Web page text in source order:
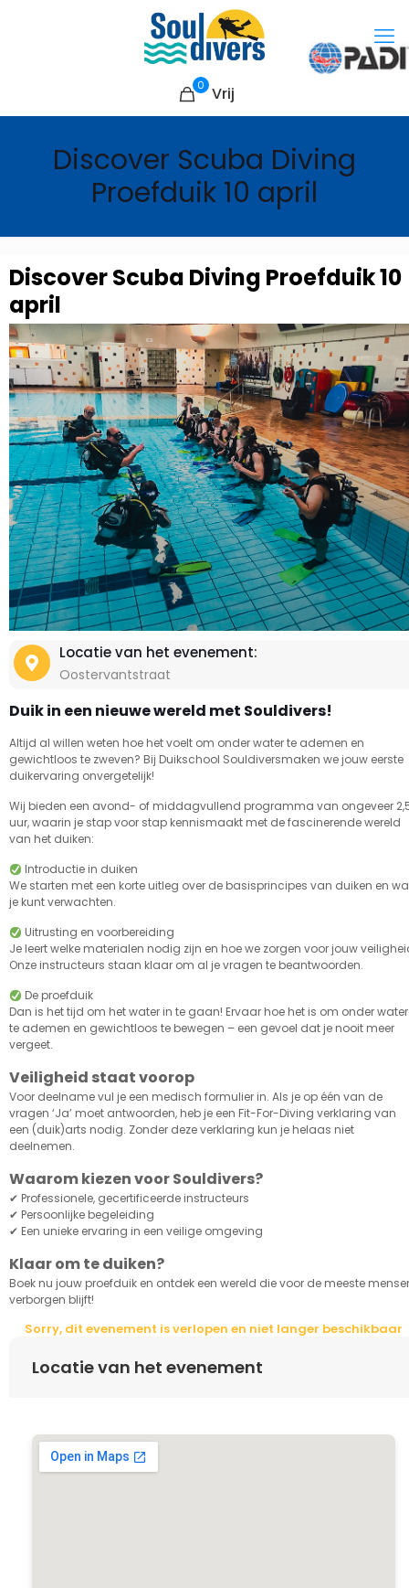
0 Vrij
Discover Scuba Diving
Proefduik 10 april
Discover Scuba Diving Proefduik 10
april
Locatie van het evenement:
Oostervantstraat
Duik in een nieuwe wereld met Souldivers!
Altijd al willen weten hoe het voelt om onder water te ademen en
gewichtloos te zweven? Bij Duikschool Souldiversmaken we jouw eerste
duikervaring onvergetelijk!
Wij bieden een avond- of middagvullend programma van ongeveer
uur, waarin je stap voor stap kennismaakt met de fascinerende wereld
van het duiken:
Introductie in duiken
We starten met een korte uitleg over de basisprincipes van duiken en
je kunt verwachten.
Uitrusting en voorbereiding
Je leert welke materialen nodig zijn en hoe we zorgen voor jouw
Onze instructeurs staan klaar om al je vragen te beantwoorden.
De proefduik
Dan is het tijd om het water in te gaan! Ervaar hoe het is om onder water
te ademen en gewichtloos te bewegen – een gevoel dat je nooit meer
vergeet.
Veiligheid staat voorop
Voor deelname vul je een medisch formulier in. Als je op één van de
vragen ‘Ja’ moet antwoorden, heb je een Fit-For-Diving verklaring van
een (duik)arts nodig. Zonder deze verklaring kun je helaas niet
deelnemen.
Waarom kiezen voor Souldivers?
✔ Professionele, gecertificeerde instructeurs
✔ Persoonlijke begeleiding
✔ Een unieke ervaring in een veilige omgeving
Klaar om te duiken?
Boek nu jouw proefduik en ontdek een wereld die voor de meeste
verborgen blijft!
Sorry, dit evenement is verlopen en niet langer beschikbaar
Locatie van het evenement